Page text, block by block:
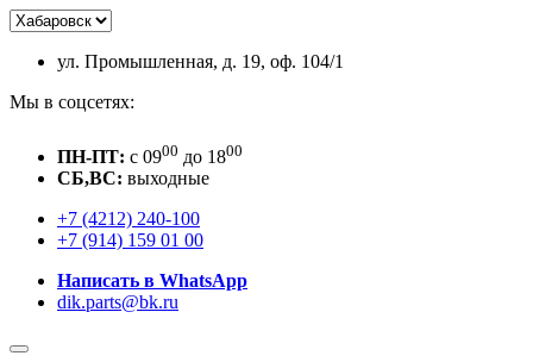
ул. Промышленная, д. 19, оф. 104/1
Мы в соцсетях:
ПН-ПТ: c 0900 до 1800
СБ,ВС: выходные
+7 (4212) 240-100
+7 (914) 159 01 00
Написать в WhatsApp
dik.parts@bk.ru